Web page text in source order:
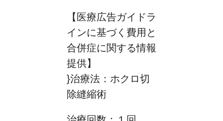
【医療広告ガイドラ
インに基づく費用と
合併症に関する情報
提供】
}治療法：ホクロ切
除縫縮術